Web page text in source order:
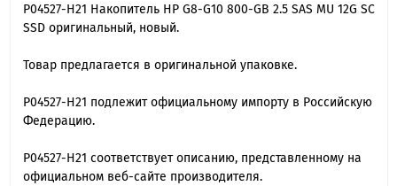
P04527-H21 Накопитель HP G8-G10 800-GB 2.5 SAS MU 12G SC
SSD оригинальный, новый.
Товар предлагается в оригинальной упаковке.
P04527-H21 подлежит официальному импорту в Российскую
Федерацию.
P04527-H21 cоответствует описанию, представленному на
официальном веб-сайте производителя.